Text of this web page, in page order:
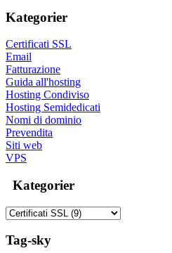
Kategorier
Certificati SSL
Email
Fatturazione
Guida all'hosting
Hosting Condiviso
Hosting Semidedicati
Nomi di dominio
Prevendita
Siti web
VPS
Kategorier
Tag-sky